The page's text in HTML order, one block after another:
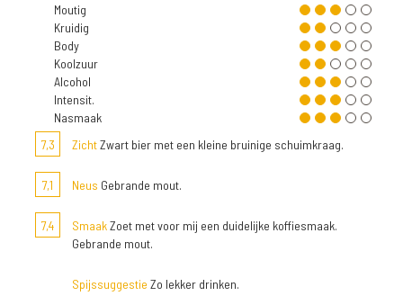
Moutig
Kruidig
Body
Koolzuur
Alcohol
Intensit.
Nasmaak
7,3
ZichtZwart bier met een kleine bruinige schuimkraag.
7,1 Neus Gebrande mout.
7,4 SmaakZoet met voor mij een duidelijke koffiesmaak.
Gebrande mout.
Spijssuggestie Zo lekker drinken.